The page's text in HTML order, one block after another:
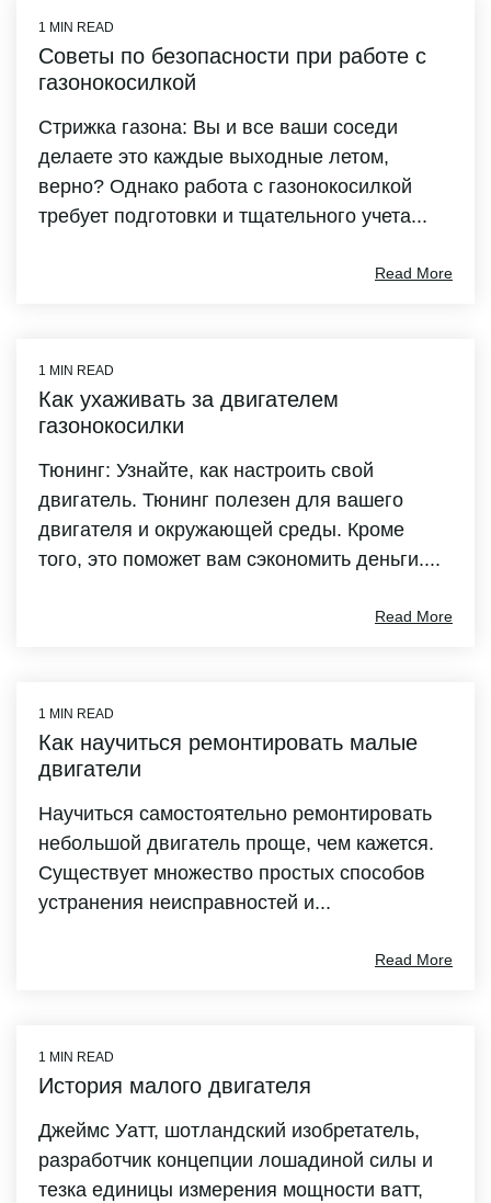
1 MIN READ
Советы по безопасности при работе с
газонокосилкой
Стрижка газона: Вы и все ваши соседи
делаете это каждые выходные летом,
верно? Однако работа с газонокосилкой
требует подготовки и тщательного учета...
Read More
1 MIN READ
Как ухаживать за двигателем
газонокосилки
Тюнинг: Узнайте, как настроить свой
двигатель. Тюнинг полезен для вашего
двигателя и окружающей среды. Кроме
того, это поможет вам сэкономить деньги....
Read More
1 MIN READ
Как научиться ремонтировать малые
двигатели
Научиться самостоятельно ремонтировать
небольшой двигатель проще, чем кажется.
Существует множество простых способов
устранения неисправностей и...
Read More
1 MIN READ
История малого двигателя
Джеймс Уатт, шотландский изобретатель,
разработчик концепции лошадиной силы и
тезка единицы измерения мощности ватт,